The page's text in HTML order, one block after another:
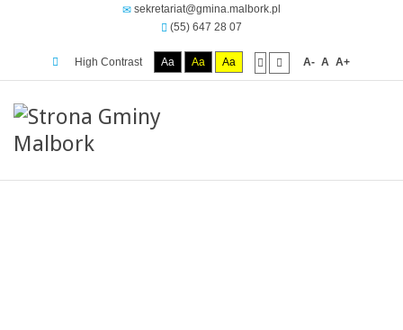
sekretariat@gmina.malbork.pl
(55) 647 28 07
High Contrast Aa Aa Aa A- A A+